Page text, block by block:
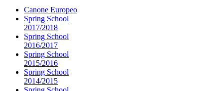
Canone Europeo
Spring School
2017/2018
Spring School
2016/2017
Spring School
2015/2016
Spring School
2014/2015